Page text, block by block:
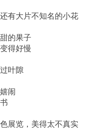
有大片不知名的小花
的果子
得好慢
叶隙
闹
展览，美得太不真实